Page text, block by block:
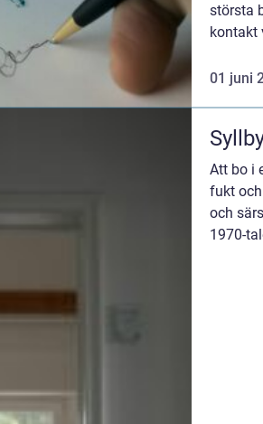
största
kontakt
01 juni
Att bo i
fukt
och
1970-